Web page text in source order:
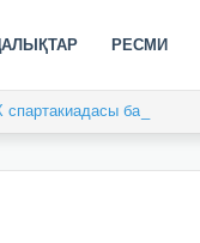
РЕСМИ
басталды